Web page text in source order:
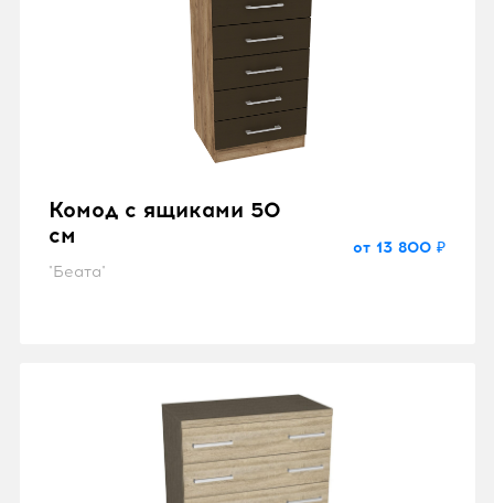
Комод с ящиками 50
см
"Беата"
от 13 800 ₽